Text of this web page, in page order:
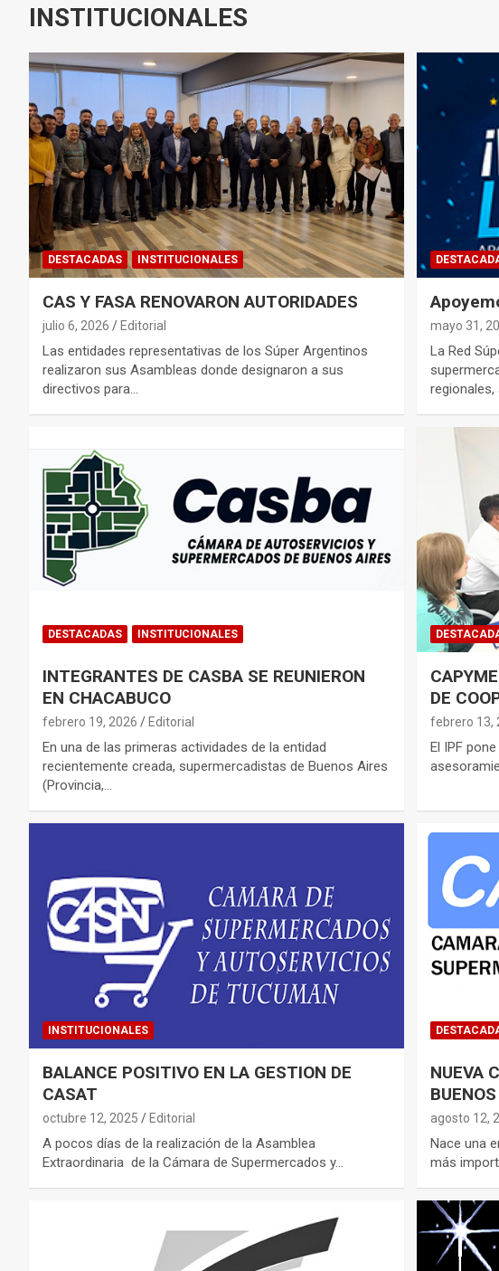
INSTITUCIONALES
DESTACADAS INSTITUCIONALES
CAS Y FASA RENOVARON AUTORIDADES
julio 6, 2026 Editorial
Las entidades representativas de los Súper Argentinos
realizaron sus Asambleas donde designaron a sus
directivos para…
mayo 31,
La Red
DESTACADAS INSTITUCIONALES
INTEGRANTES DE CASBA SE REUNIERON
EN CHACABUCO
febrero 19, 2026 Editorial
En una de las primeras actividades de la entidad
recientemente creada, supermercadistas de Buenos Aires
(Provincia,…
DE
febrero 13,
El IPF
INSTITUCIONALES
BALANCE POSITIVO EN LA GESTION DE
CASAT
octubre 12, 2025 Editorial
A pocos días de la realización de la Asamblea
Extraordinaria de la Cámara de Supermercados y…
NUEVA
agosto 12,
Nace una
más